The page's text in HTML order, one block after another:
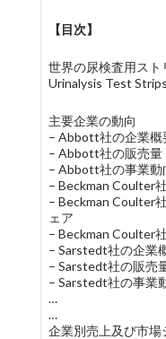
【目次】
世界の尿検査用スト
Urinalysis Test
主要企業の動向
– Abbott社の企業概
– Abbott社の販売量
– Abbott社の事業動
– Beckman Coulter
– Beckman Coulter
ェア
– Beckman Coulter
– Sarstedt社の企業
– Sarstedt社の販売
– Sarstedt社の事業
…
…
企業別売上及び市場